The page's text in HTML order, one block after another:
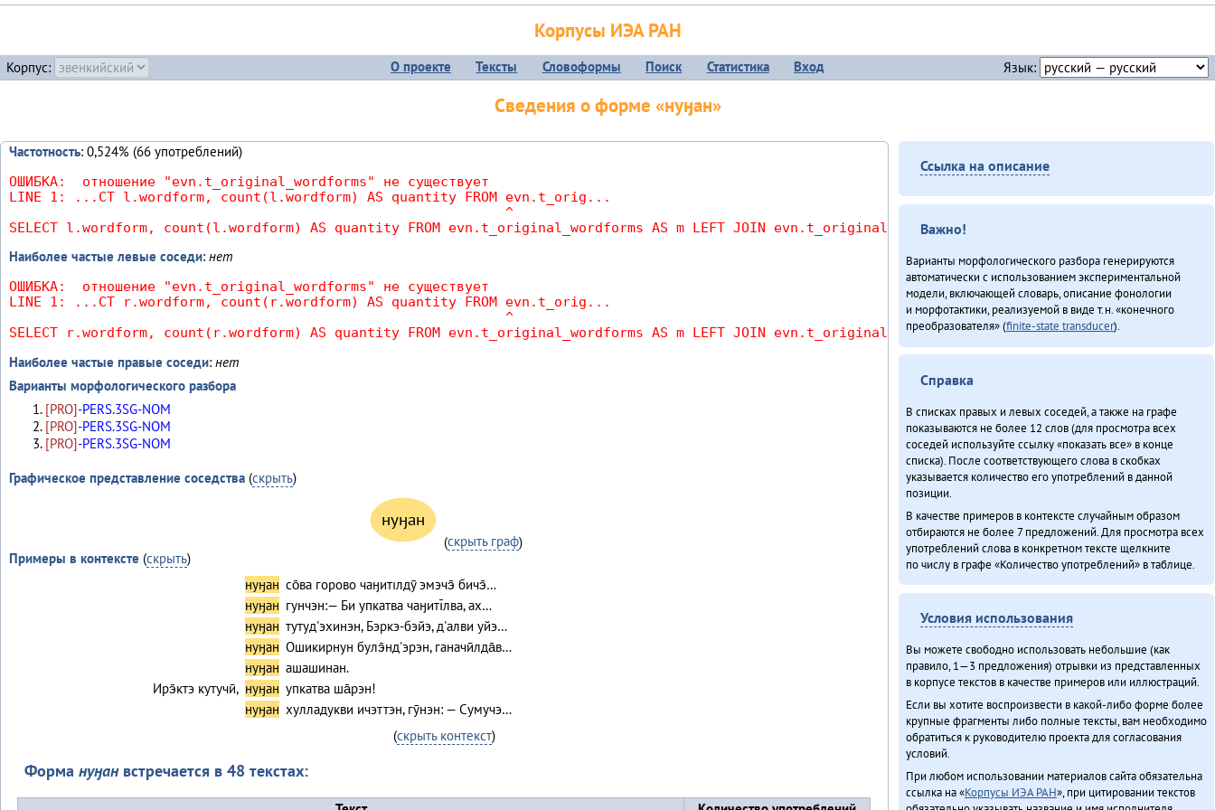
Корпусы ИЭА РАН
Корпус: О проекте Тексты Словоформы Поиск Статистика Вход Язык:
Сведения о форме «нуӈан»
Частотность: 0,524% (66 употреблений)
ОШИБКА:  отношение "evn.t_original_wordforms" не существует
LINE 1: ...CT l.wordform, count(l.wordform) AS quantity FROM evn.t_orig...
                                                             ^
SELECT l.wordform, count(l.wordform) AS quantity FROM evn.t_original_wordforms AS m LEFT JOIN evn.t_original_wordforms AS l USING (sentence)
Наиболее частые левые соседи: нет
ОШИБКА:  отношение "evn.t_original_wordforms" не существует
LINE 1: ...CT r.wordform, count(r.wordform) AS quantity FROM evn.t_orig...
                                                             ^
SELECT r.wordform, count(r.wordform) AS quantity FROM evn.t_original_wordforms AS m LEFT JOIN evn.t_original_wordforms AS r USING (sentence)
Наиболее частые правые соседи: нет
Варианты морфологического разбора
[PRO]-PERS.3SG-NOM
[PRO]-PERS.3SG-NOM
[PRO]-PERS.3SG-NOM
Графическое представление соседства(скрыть)
нуӈан
(скрыть граф)
Примеры в контексте (скрыть)
нуӈан со̄ва горово чаӈитıлдӯ эмэчэ̄ бичэ̄…
нуӈан гунчэн:— Би упкатва чаӈитı̄лва, ах…
нуӈан тутуд'эхинэн, Бэркэ-бэйэ, д'алви уйэ…
нуӈан Ошикирнун булэ̄нд'эрэн, ганачӣлда̄в…
нуӈан ашашинан.
Ирэ̄ктэ кутучӣ, нуӈан упкатва ша̄рэн!
нуӈан хулладукви ичэттэн, гӯнэн: — Сумучэ…
(скрыть контекст)
Формануӈанвстречается в 48 текстах:
Ссылка на описание
Важно!
Варианты морфологического разбора генерируются
автоматически с использованием экспериментальной
модели, включающей словарь, описание фонологии
и морфотактики, реализуемой в виде т.н. «конечного
преобразователя» (finite-state transducer).
Справка
В списках правых и левых соседей, а также на графе
показываются не более 12 слов (для просмотра всех
соседей используйте ссылку «показать все» в конце
списка). После соответствующего слова в скобках
указывается количество его употреблений в данной
позиции.
В качестве примеров в контексте случайным образом
отбираются не более 7 предложений. Для просмотра всех
употреблений слова в конкретном тексте щелкните
по числу в графе «Количество употреблений» в таблице.
Условия использования
Вы можете свободно использовать небольшие (как
правило, 1—3 предложения) отрывки из представленных
в корпусе текстов в качестве примеров или иллюстраций.
Если вы хотите воспроизвести в какой-либо форме более
крупные фрагменты либо полные тексты, вам необходимо
обратиться к руководителю проекта для согласования
условий.
При любом использовании материалов сайта обязательна
ссылка на «Корпусы ИЭА РАН», при цитировании текстов